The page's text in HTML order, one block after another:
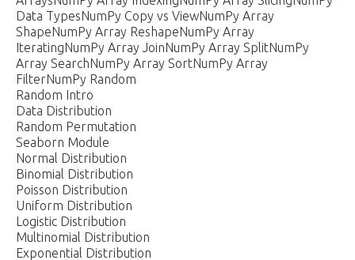
Data TypesNumPy Copy vs ViewNumPy Array
ShapeNumPy Array ReshapeNumPy Array
IteratingNumPy Array JoinNumPy Array SplitNumPy
Array SearchNumPy Array SortNumPy Array
FilterNumPy Random
Random Intro
Data Distribution
Random Permutation
Seaborn Module
Normal Distribution
Binomial Distribution
Poisson Distribution
Uniform Distribution
Logistic Distribution
Multinomial Distribution
Exponential Distribution